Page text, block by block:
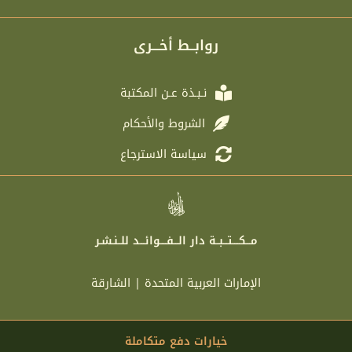
t
a
e
b
o
k
t
t
r
e
g
روابــط أخـــرى
نـبـذة عـن المكتبة
الشروط والأحكام
سياسة الاسترجاع
مـــكــــتـــبــة دار الـــفــــوائـــد للــنـشـر
الإمارات العربية المتحدة | الشارقة
خيارات دفع متكاملة